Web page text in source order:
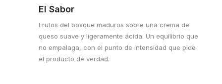
El Sabor
Frutos del bosque maduros sobre una crema de
queso suave y ligeramente ácida. Un equilibrio que
no empalaga, con el punto de intensidad que pide
el producto de verdad.